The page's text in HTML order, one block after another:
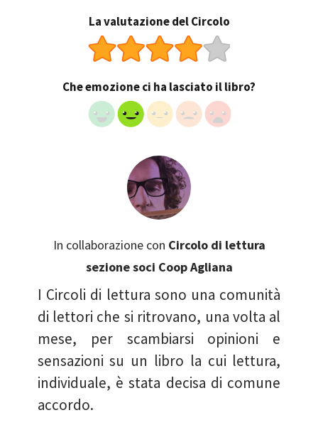
La valutazione del Circolo
Che emozione ci ha lasciato il libro?
In collaborazione con Circolo di lettura
sezione soci Coop Agliana
I Circoli di lettura sono una comunità
di lettori che si ritrovano, una volta al
mese, per scambiarsi opinioni e
sensazioni su un libro la cui lettura,
individuale, è stata decisa di comune
accordo.